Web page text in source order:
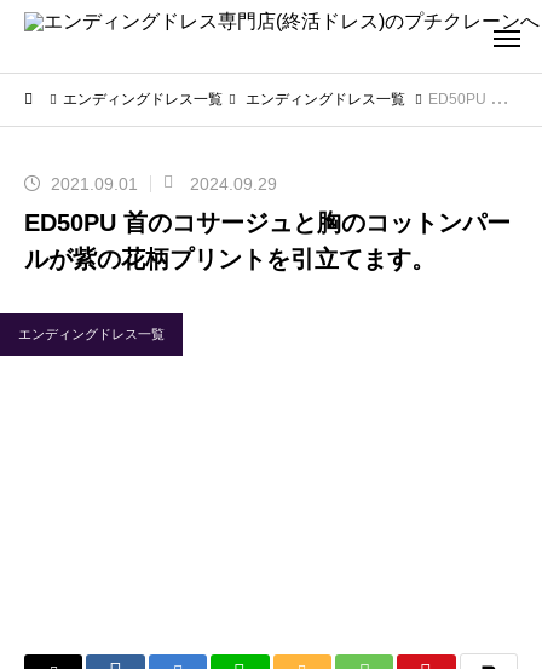
エンディングドレス一覧 エンディングドレス一覧 ED50PU 首のコサージュと胸のコットンパールが紫の花柄プリントを引立てます。
2021.09.01 2024.09.29
ED50PU 首のコサージュと胸のコットンパー
ルが紫の花柄プリントを引立てます。
エンディングドレス一覧